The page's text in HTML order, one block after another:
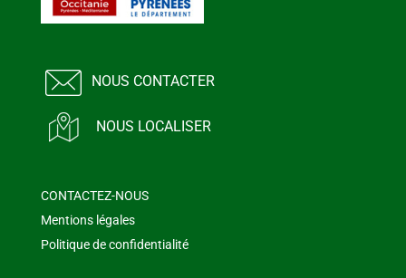
NOUS CONTACTER
NOUS LOCALISER
CONTACTEZ-NOUS
Mentions légales
Politique de confidentialité